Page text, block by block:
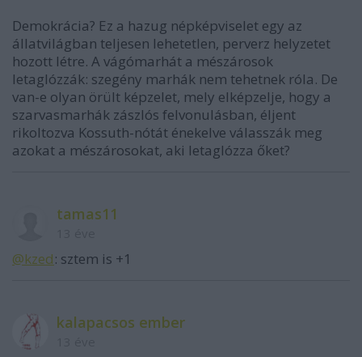
Demokrácia? Ez a hazug népképviselet egy az
állatvilágban teljesen lehetetlen, perverz helyzetet
hozott létre. A vágómarhát a mészárosok
letaglózzák: szegény marhák nem tehetnek róla. De
van-e olyan örült képzelet, mely elképzelje, hogy a
szarvasmarhák zászlós felvonulásban, éljent
rikoltozva Kossuth-nótát énekelve válasszák meg
azokat a mészárosokat, aki letaglózza őket?
tamas11
@kzed: sztem is +1
kalapacsos ember